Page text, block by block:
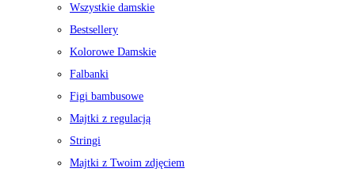
Wszystkie damskie
Bestsellery
Kolorowe Damskie
Falbanki
Figi bambusowe
Majtki z regulacją
Stringi
Majtki z Twoim zdjęciem